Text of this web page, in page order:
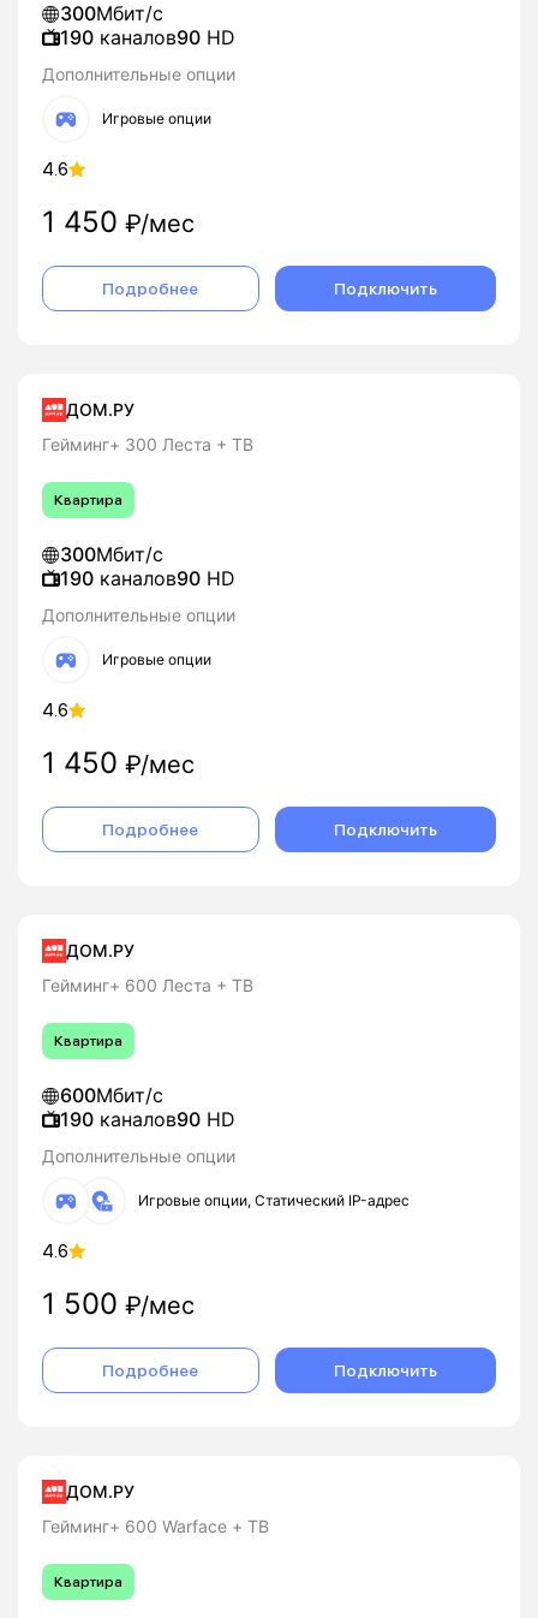
300Мбит/с
190 каналов90 HD
Дополнительные опции
Игровые опции
4.6
1 450 ₽/мес
Подробнее Подключить
ДОМ.РУ
Гейминг+ 300 Леста + ТВ
Квартира
300Мбит/с
190 каналов90 HD
Дополнительные опции
Игровые опции
4.6
1 450 ₽/мес
Подробнее Подключить
ДОМ.РУ
Гейминг+ 600 Леста + ТВ
Квартира
600Мбит/с
190 каналов90 HD
Дополнительные опции
Игровые опции, Статический IP-адрес
4.6
1 500 ₽/мес
Подробнее Подключить
ДОМ.РУ
Гейминг+ 600 Warface + ТВ
Квартира